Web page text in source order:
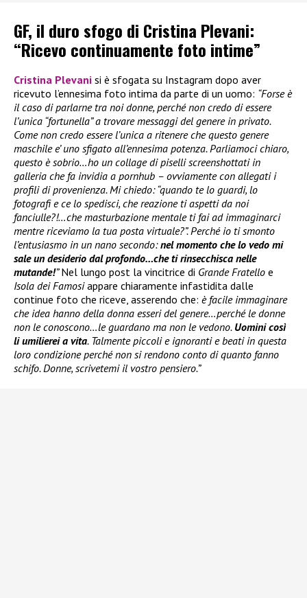
GF, il duro sfogo di Cristina Plevani:
“Ricevo continuamente foto intime”
Cristina Plevani si è sfogata su Instagram dopo aver
ricevuto l’ennesima foto intima da parte di un uomo: “Forse è
il caso di parlarne tra noi donne, perché non credo di essere
l’unica “fortunella” a trovare messaggi del genere in privato.
Come non credo essere l’unica a ritenere che questo genere
maschile e’ uno sfigato all’ennesima potenza. Parliamoci chiaro,
questo è sobrio…ho un collage di piselli screenshottati in
galleria che fa invidia a pornhub – ovviamente con allegati i
profili di provenienza. Mi chiedo: “quando te lo guardi, lo
fotografi e ce lo spedisci, che reazione ti aspetti da noi
fanciulle?!…che masturbazione mentale ti fai ad immaginarci
mentre riceviamo la tua posta virtuale?”. Perché io ti smonto
l’entusiasmo in un nano secondo:nel momento che lo vedo mi
sale un desiderio dal profondo…che ti rinsecchisca nelle
mutande!”Nel lungo post la vincitrice di Grande Fratello e
Isola dei Famosiappare chiaramente infastidita dalle
continue foto che riceve, asserendo che: è facile immaginare
che idea hanno della donna esseri del genere…perché le donne
non le conoscono…le guardano ma non le vedono. Uomini così
li umilierei a vita. Talmente piccoli e ignoranti e beati in questa
loro condizione perché non si rendono conto di quanto fanno
schifo. Donne, scrivetemi il vostro pensiero.”